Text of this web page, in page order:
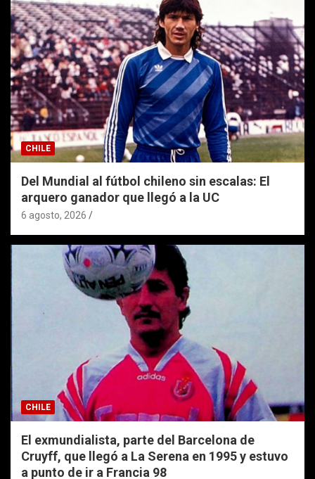
CHILE
Del Mundial al fútbol chileno sin escalas: El
arquero ganador que llegó a la UC
6 agosto, 2026
CHILE
El exmundialista, parte del Barcelona de
Cruyff, que llegó a La Serena en 1995 y estuvo
a punto de ir a Francia 98